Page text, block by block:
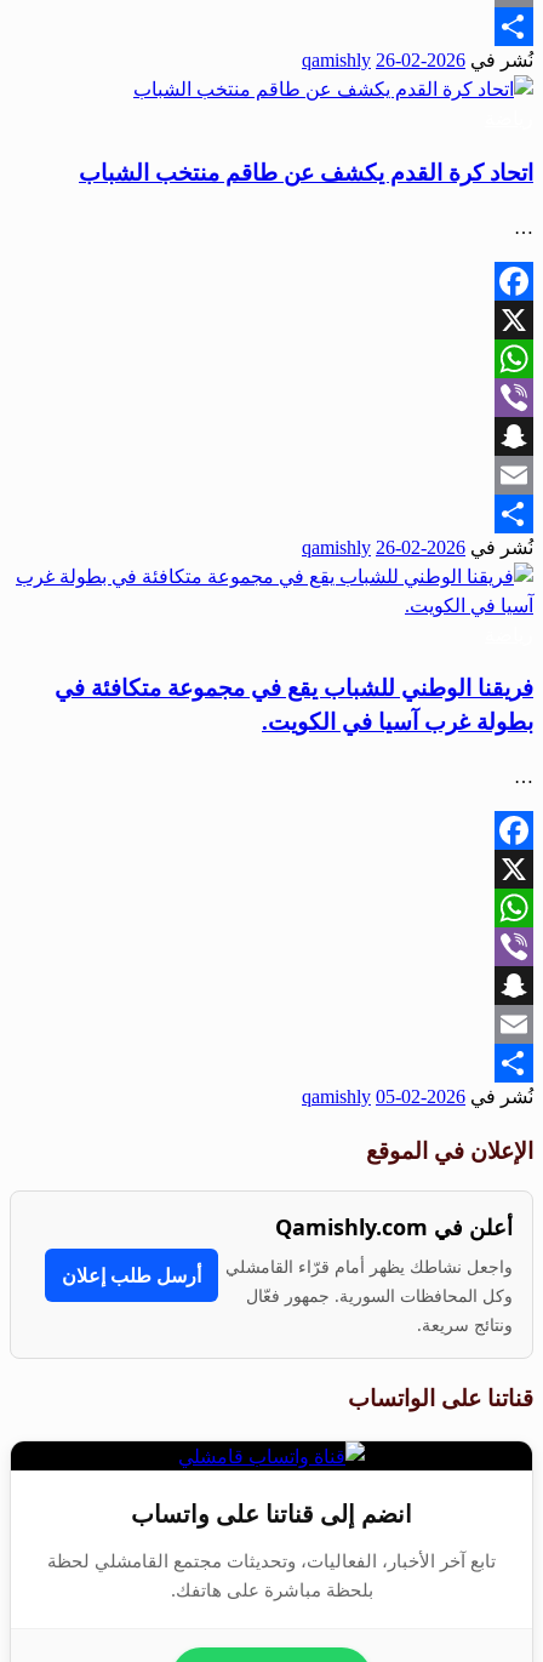
Email
Share
نُشر في 2026-02-26
qamishly
اتحاد كرة القدم يكشف عن طاقم منتخب الشباب
…
Facebook
X
WhatsApp
Viber
Snapchat
Email
Share
نُشر في 2026-02-26
qamishly
فريقنا الوطني للشباب يقع في مجموعة متكافئة في
بطولة غرب آسيا في الكويت.
…
Facebook
X
WhatsApp
Viber
Snapchat
Email
Share
نُشر في 2026-02-05
qamishly
الإعلان في الموقع
أعلن في Qamishly.com
واجعل نشاطك يظهر أمام قرّاء القامشلي
وكل المحافظات السورية. جمهور فعّال
ونتائج سريعة.
أرسل طلب إعلان
قناتنا على الواتساب
انضم إلى قناتنا على واتساب
تابع آخر الأخبار، الفعاليات، وتحديثات مجتمع القامشلي لحظة
بلحظة مباشرة على هاتفك.